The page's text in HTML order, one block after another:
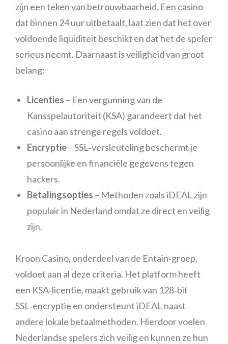
zijn een teken van betrouwbaarheid. Een casino
dat binnen 24 uur uitbetaalt, laat zien dat het over
voldoende liquiditeit beschikt en dat het de speler
serieus neemt. Daarnaast is veiligheid van groot
belang:
Licenties – Een vergunning van de
Kansspelautoriteit (KSA) garandeert dat het
casino aan strenge regels voldoet.
Encryptie– SSL‑versleuteling beschermt je
persoonlijke en financiële gegevens tegen
hackers.
Betalingsopties – Methoden zoals iDEAL zijn
populair in Nederland omdat ze direct en veilig
zijn.
Kroon Casino, onderdeel van de Entain‑groep,
voldoet aan al deze criteria. Het platform heeft
een KSA‑licentie, maakt gebruik van 128‑bit
SSL‑encryptie en ondersteunt iDEAL naast
andere lokale betaalmethoden. Hierdoor voelen
Nederlandse spelers zich veilig en kunnen ze hun